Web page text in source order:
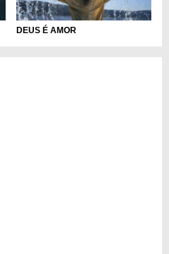
DEUS É AMOR